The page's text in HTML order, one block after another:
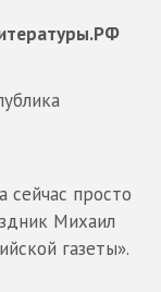
сейчас просто
Михаил
газеты».